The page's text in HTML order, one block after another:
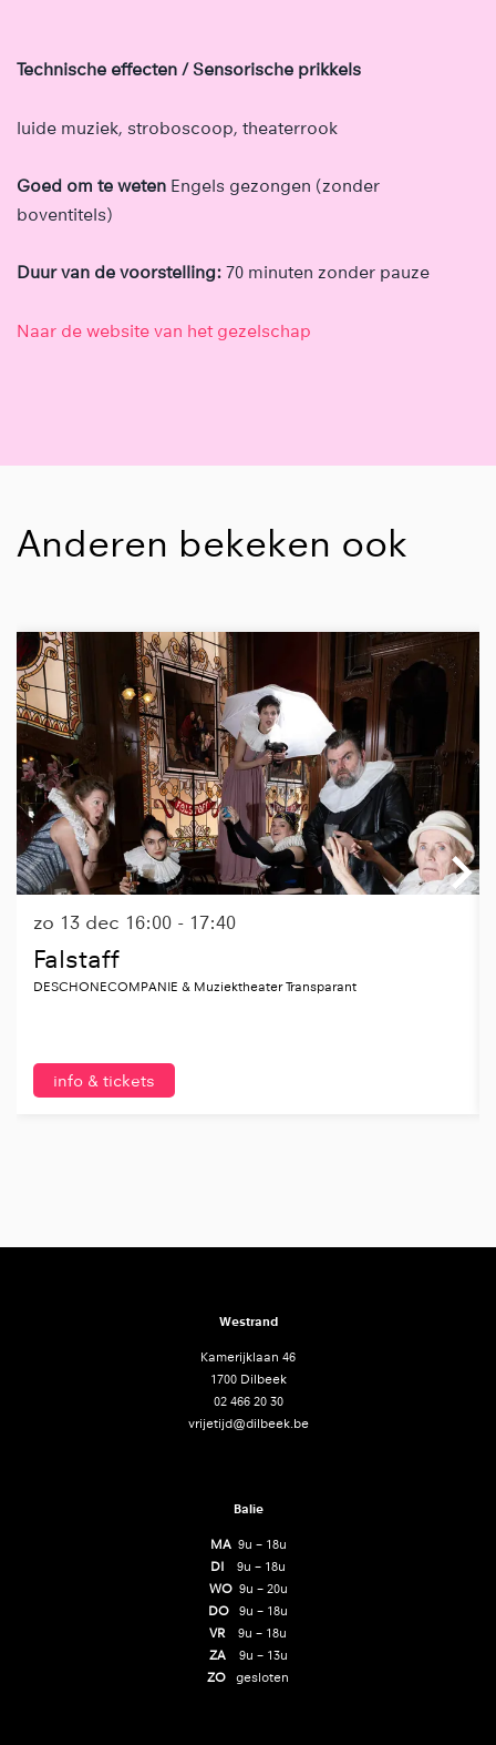
Technische effecten / Sensorische prikkels
luide muziek, stroboscoop, theaterrook
Goed om te weten Engels gezongen (zonder
boventitels)
Duur van de voorstelling: 70 minuten zonder pauze
Naar de website van het gezelschap
Anderen bekeken ook
Falstaff
DESCHONECOMPANIE & Muziektheater Transparant
zo 13 dec 16:00 - 17:40
info & tickets
Westrand
Kamerijklaan 46
1700 Dilbeek
02 466 20 30
vrijetijd@dilbeek.be
Balie
MA 9u – 18u
DI 9u – 18u
WO9u – 20u
DO 9u – 18u
VR 9u – 18u
ZA
9u – 13u
ZO gesloten